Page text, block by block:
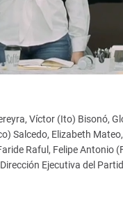
Víctor (Ito) Bisonó,
Salcedo, Elizabeth
Raful, Felipe Antonio
Ejecutiva del